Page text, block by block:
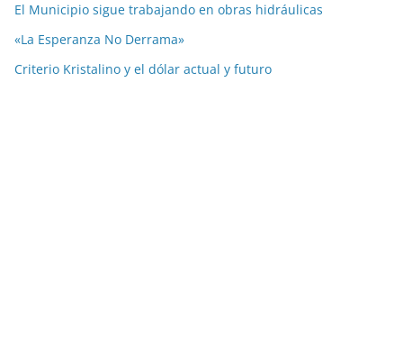
El Municipio sigue trabajando en obras hidráulicas
«La Esperanza No Derrama»
Criterio Kristalino y el dólar actual y futuro